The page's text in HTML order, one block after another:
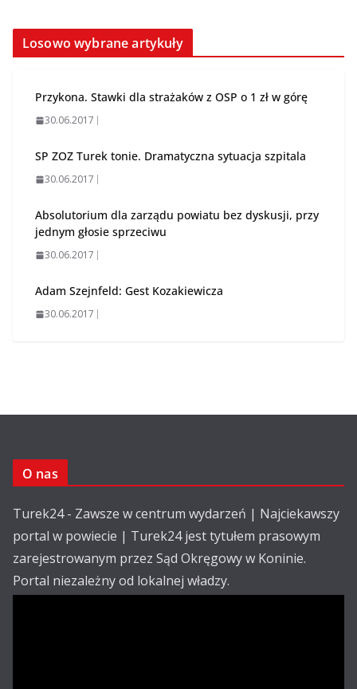
Losowo wybrane artykuły
Przykona. Stawki dla strażaków z OSP o 1 zł w górę
30.06.2017
SP ZOZ Turek tonie. Dramatyczna sytuacja szpitala
30.06.2017
Absolutorium dla zarządu powiatu bez dyskusji, przy
jednym głosie sprzeciwu
30.06.2017
Adam Szejnfeld: Gest Kozakiewicza
30.06.2017
O nas
Turek24 - Zawsze w centrum wydarzeń | Najciekawszy
portal w powiecie | Turek24 jest tytułem prasowym
zarejestrowanym przez Sąd Okręgowy w Koninie.
Portal niezależny od lokalnej władzy.